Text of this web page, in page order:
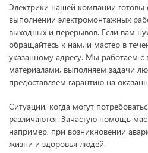
Электрики нашей компании готовы
выполнении электромонтажных
выходных и перерывов. Если вам
обращайтесь к нам, и мастер в
указанному адресу. Мы работаем
материалами, выполняем задачи
предоставляем гарантию на
Ситуации, когда могут
различаются. Зачастую помощь
например, при возникновении
жизни и здоровья людей.